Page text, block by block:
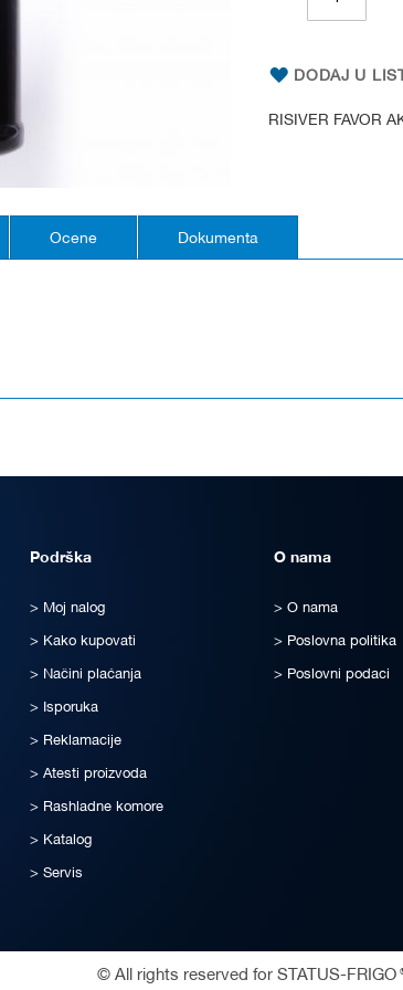
DODAJ U
RISIVER FAVOR
Ocene Dokumenta
Podrška
Moj nalog
Kako kupovati
Načini plaćanja
Isporuka
Reklamacije
Atesti proizvoda
Rashladne komore
Katalog
Servis
O nama
O nama
Poslovna politika
Poslovni podaci
© All rights reserved for STATUS-